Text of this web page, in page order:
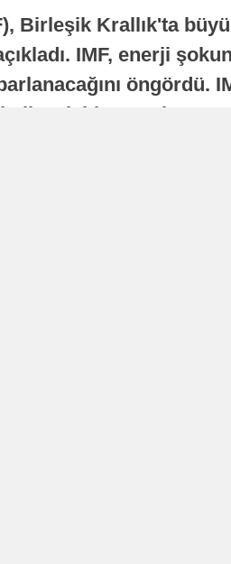
Birleşik Krallık'ta
IMF, enerji
öngördü.
bir toparlanma